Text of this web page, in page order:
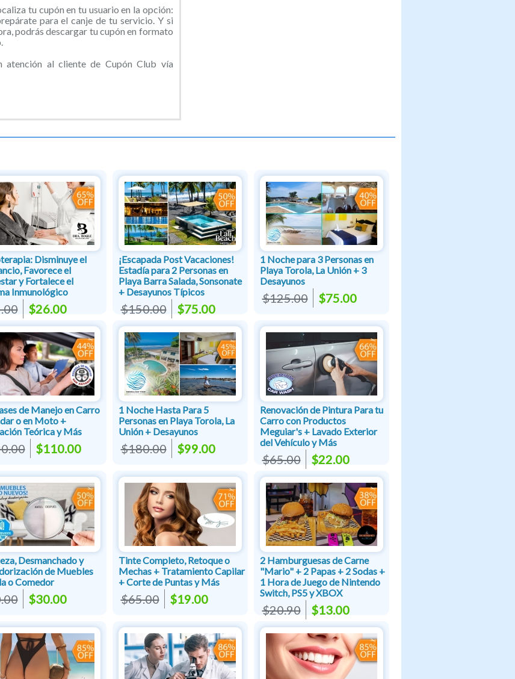
tu cupón en tu usuario en la opción:
para el canje de tu servicio. Y si
podrás descargar tu cupón en formato
atención al cliente de Cupón Club vía
Disminuye el
Favorece el
y Fortalece el
Inmunológico
$26.00
¡Escapada Post Vacaciones!
Estadía para 2 Personas en
Playa Barra Salada, Sonsonate
+ Desayunos Típicos
$150.00 $75.00
1 Noche para 3 Personas en
Playa Torola, La Unión + 3
Desayunos
$125.00 $75.00
de Manejo en Carro
o en Moto +
Teórica y Más
$110.00
1 Noche Hasta Para 5
Personas en Playa Torola, La
Unión + Desayunos
$180.00 $99.00
Renovación de Pintura Para tu
Carro con Productos
Meguiar's + Lavado Exterior
del Vehículo y Más
$65.00 $22.00
Desmanchado y
de Muebles
o Comedor
$30.00
Tinte Completo, Retoque o
Mechas + Tratamiento Capilar
+ Corte de Puntas y Más
$65.00 $19.00
2 Hamburguesas de Carne
"Mario" + 2 Papas + 2 Sodas +
1 Hora de Juego de Nintendo
Switch, PS5 y XBOX
$20.90 $13.00